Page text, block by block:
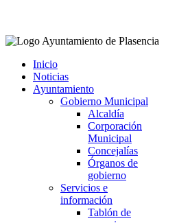
Inicio
Noticias
Ayuntamiento
Gobierno Municipal
Alcaldía
Corporación
Municipal
Concejalías
Órganos de
gobierno
Servicios e
información
Tablón de